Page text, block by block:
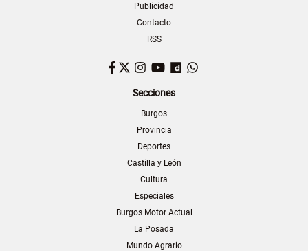
Publicidad
Contacto
RSS
Facebook
TwitterInstagram
YouTubeDailymotion
Secciones
Burgos
Provincia
Deportes
Castilla y León
Cultura
Especiales
Burgos Motor Actual
La Posada
Mundo Agrario